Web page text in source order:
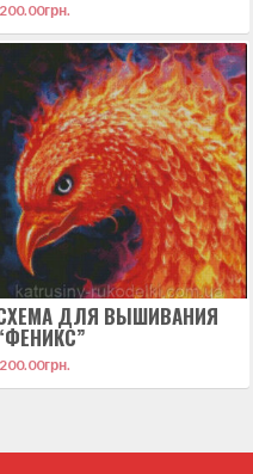
200.00грн.
ДЛЯ ВЫШИВАНИЯ
200.00грн.